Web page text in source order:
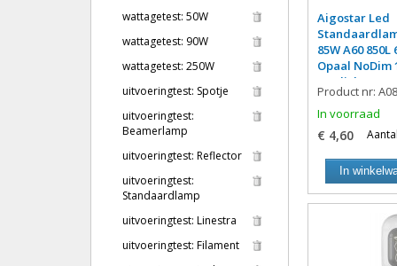
Aigostar Led
85W A60 850L
Opaal NoDim
Daglicht
Product nr:
In voorraad
€ 4,60
In
wattagetest: 50W
wattagetest: 90W
wattagetest: 250W
uitvoeringtest: Spotje
uitvoeringtest:
Beamerlamp
uitvoeringtest: Reflector
uitvoeringtest:
Standaardlamp
uitvoeringtest: Linestra
uitvoeringtest: Filament